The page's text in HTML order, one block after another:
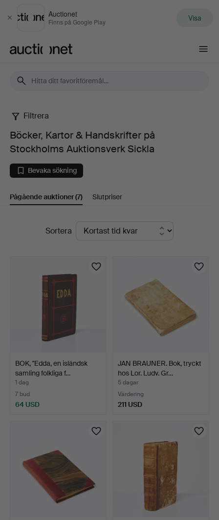
Stäng
Auctionet
Finns på Google Play Visa
Böcker,
Kartor
&
Handskrifter
Stockholms
Auktionsverk
Sickla
Filtrera
Böcker, Kartor & Handskrifter på
Stockholms Auktionsverk Sickla
Bevaka sökning
Pågående auktioner(7) Slutpriser
PågåendeSortera
BOK, "Edda, en isländsk
samling folkliga f…
1 dag
7 bud
64 USD
JAN BRAUNER. Bok, tryckt
hos Lor. Ludv. Gr…
5 dagar
Värdering
211 USD